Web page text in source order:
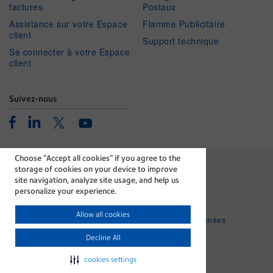
Choose “Accept all cookies" if you agree to the
storage of cookies on your device to improve
site navigation, analyze site usage, and help us
personalize your experience.
Allow all cookies
Decline All
cookies settings
factures
Assistance sur votre Espace
client
Se connecter à votre Espace
client
Postaux
Flamme Publicitaire
Support technique
Suivez-nous
FacebookLinkedinTwitterYoutube
La technologie qui accompagne
chaque document essentiel.
Protection des données
personnelles
Politique relative aux cookies
©1996-2026 Pitney Bowes Inc. Tous droits réservés.